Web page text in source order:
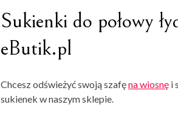
Sukienki do połowy
eButik.pl
Chcesz odświeżyć swoją szafęna wiosnę i
sukienek w naszym sklepie.